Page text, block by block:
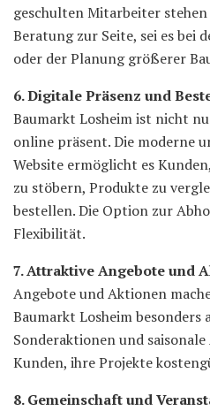
geschulten Mitarbeiter
Beratung zur Seite, sei es bei
oder der Planung größerer
6. Digitale Präsenz und
Baumarkt Losheim ist nicht
online präsent. Die moderne
Website ermöglicht es
zu stöbern, Produkte zu
bestellen. Die Option zur
Flexibilität.
7. Attraktive Angebote und
Angebote und Aktionen
Baumarkt Losheim besonders
Sonderaktionen und
Kunden, ihre Projekte
8. Gemeinschaft und